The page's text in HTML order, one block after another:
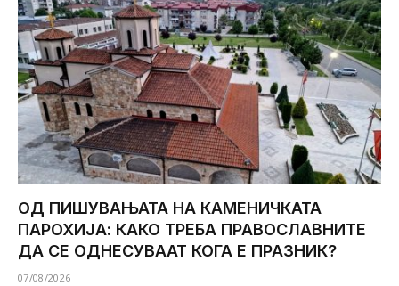
ОД ПИШУВАЊАТА НА КАМЕНИЧКАТА
ПАРОХИЈА: КАКО ТРЕБА ПРАВОСЛАВНИТЕ
ДА СЕ ОДНЕСУВААТ КОГА Е ПРАЗНИК?
07/08/2026